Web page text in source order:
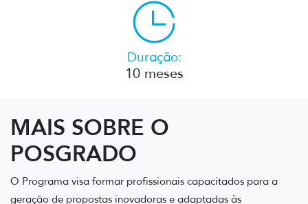
Duração:
10 meses
MAIS SOBRE O
POSGRADO
O Programa visa formar profissionais capacitados para a
geração de propostas inovadoras e adaptadas às